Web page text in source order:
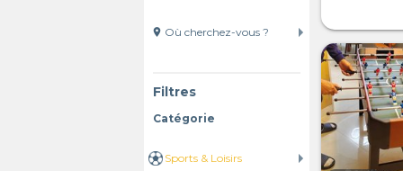
location_on
Filtres
Catégorie